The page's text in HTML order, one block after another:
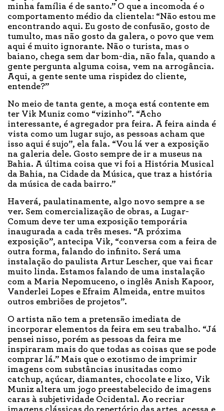
minha família é de santo.” O que a incomoda é o
comportamento médio da clientela: “Não estou me
encontrando aqui. Eu gosto de confusão, gosto de
tumulto, mas não gosto da galera, o povo que vem
aqui é muito ignorante. Não o turista, mas o
baiano, chega sem dar bom-dia, não fala, quando a
gente pergunta alguma coisa, vem na arrogância.
Aqui, a gente sente uma rispidez do cliente,
entende?”
No meio de tanta gente, a moça está contente em
ter Vik Muniz como “vizinho”. “Acho
interessante, é agregador pra feira. A feira ainda é
vista como um lugar sujo, as pessoas acham que
isso aqui é sujo”, ela fala. “Vou lá ver a exposição
na galeria dele. Gosto sempre de ir a museus na
Bahia. A última coisa que vi foi a História Musical
da Bahia, na Cidade da Música, que traz a história
da música de cada bairro.”
Haverá, paulatinamente, algo novo sempre a se
ver. Sem comercialização de obras, a Lugar-
Comum deve ter uma exposição temporária
inaugurada a cada três meses. “A próxima
exposição”, antecipa Vik, “conversa com a feira de
outra forma, falando do infinito. Será uma
instalação do paulista Artur Lescher, que vai ficar
muito linda. Estamos falando de uma instalação
com a Maria Nepomuceno, o inglês Anish Kapoor,
Vanderlei Lopes e Efraim Almeida, entre muitos
outros embriões de projetos”.
O artista não tem a pretensão imediata de
incorporar elementos da feira em seu trabalho. “Já
pensei nisso, porém as pessoas da feira me
inspiraram mais do que todas as coisas que se pode
comprar lá.” Mais que o exotismo de imprimir
imagens com substâncias inusitadas como
catchup, açúcar, diamantes, chocolate e lixo, Vik
Muniz altera um jogo preestabelecido de imagens
caras à subjetividade Ocidental. Ao recriar